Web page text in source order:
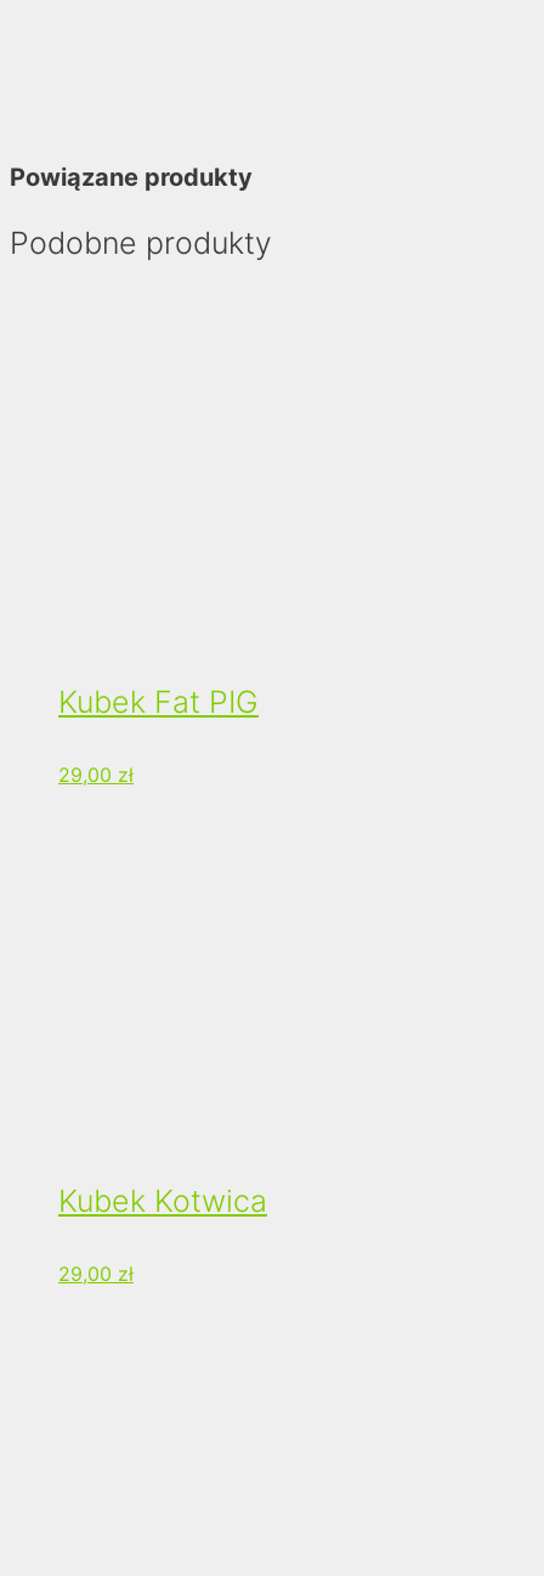
Powiązane produkty
Podobne produkty
Kubek Fat PIG
29,00 zł
Kubek Kotwica
29,00 zł